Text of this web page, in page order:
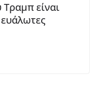
είναι
ευάλωτες